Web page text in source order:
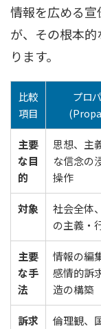
情報を広める
が、その根本
ります。
比較
項目
プロ
主要
な目
的
思想、主
な信念の
操作
対象
社会全体
の主義・
主要
な手
法
情報の編
感情的訴
造の構築
訴求
倫理観、